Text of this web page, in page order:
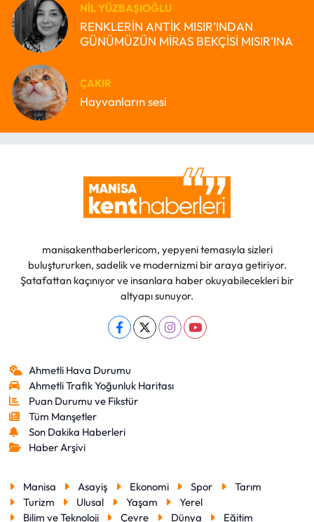
NIL YÜZBAŞIOĞLU
RENKLERİN ANTİK MISIR’INDAN
GÜNÜMÜZÜN MİRAS BEKÇİSİ MISIR’INA
ÇAKIR
Hayvanların sesi
manisakenthaberlericom, yepyeni temasıyla sizleri
buluştururken, sadelik ve modernizmi bir araya getiriyor.
Şatafattan kaçınıyor ve insanlara haber okuyabilecekleri bir
altyapı sunuyor.
Ahmetli Hava Durumu
Ahmetli Trafik Yoğunluk Haritası
Puan Durumu ve Fikstür
Tüm Manşetler
Son Dakika Haberleri
Haber Arşivi
Manisa Asayiş Ekonomi Spor
Tarım
Turizm
Ulusal Yaşam
Yerel
Bilim ve Teknoloji
Çevre Dünya Eğitim